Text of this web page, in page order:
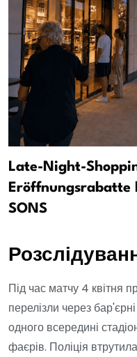
Late-Night-
Eröffnungsrabatte
SONS
Під час матчу 4 квітня
перелізли через
одного всередині
фаєрів. Поліція